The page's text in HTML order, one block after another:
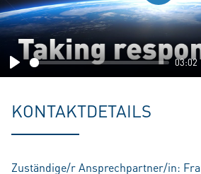
Play
03:02
Play
KONTAKTDETAILS
Zuständige/r Ansprechpartner/in: